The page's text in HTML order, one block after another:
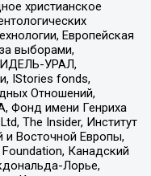
христианское
Европейская
выборами,
УРАЛ,
IStories fonds,
Отношений,
имени Генриха
The Insider, Институт
и Восточной Европы,
Канадский
Лорье,